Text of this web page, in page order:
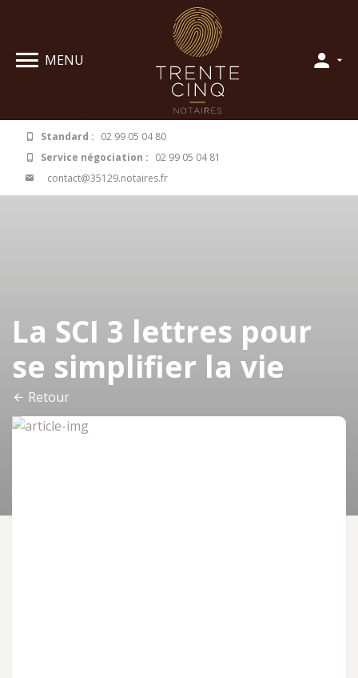
MENU
Standard : 02 99 05 04 80
Service négociation : 02 99 05 04 81
contact@35129.notaires.fr
La SCI 3 lettres pour
se simplifier la vie
Retour
Panneau de gestion des cookies